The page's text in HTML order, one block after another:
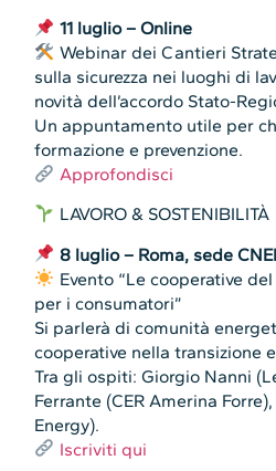
11 luglio – Online
Webinar dei Cantieri
sulla sicurezza nei luoghi di
novità dell’accordo Stato-
Un appuntamento utile per
formazione e prevenzione.
Approfondisci
LAVORO & SOSTENIBILITÀ
8 luglio – Roma, sede
Evento “Le cooperative
per i consumatori”
Si parlerà di comunità
cooperative nella transizione
Tra gli ospiti: Giorgio Nanni
Ferrante (CER Amerina
Energy).
Iscriviti qui